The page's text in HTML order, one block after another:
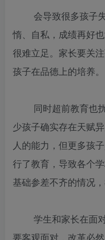
会导致很多孩子失
惰、自私，成绩再好
很难立足。家长要关
孩子在品德上的培养。
同时超前教育也扰
少孩子确实存在天赋
人的能力，但更多孩
行了教育，导致各个
基础参差不齐的情况
学生和家长在面对
要客观面对，改革必